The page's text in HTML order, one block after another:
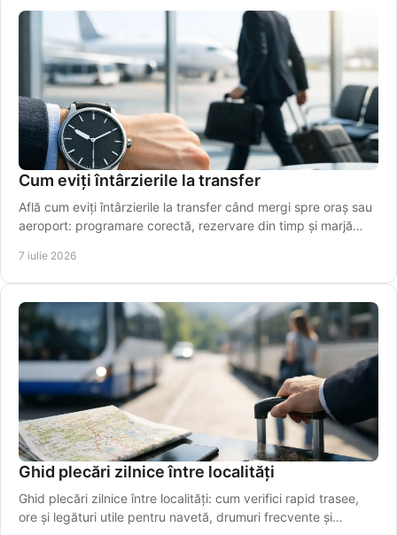
Cum eviți întârzierile la transfer
Află cum eviți întârzierile la transfer când mergi spre oraș sau
aeroport: programare corectă, rezervare din timp și marjă
7 iulie 2026
Ghid plecări zilnice între localități
Ghid plecări zilnice între localități: cum verifici rapid trasee,
ore și legături utile pentru navetă, drumuri frecvente și